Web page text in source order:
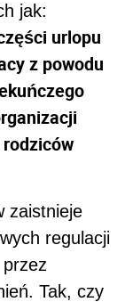
jak:
urlopu
z powodu
zaistnieje
regulacji
Tak, czy